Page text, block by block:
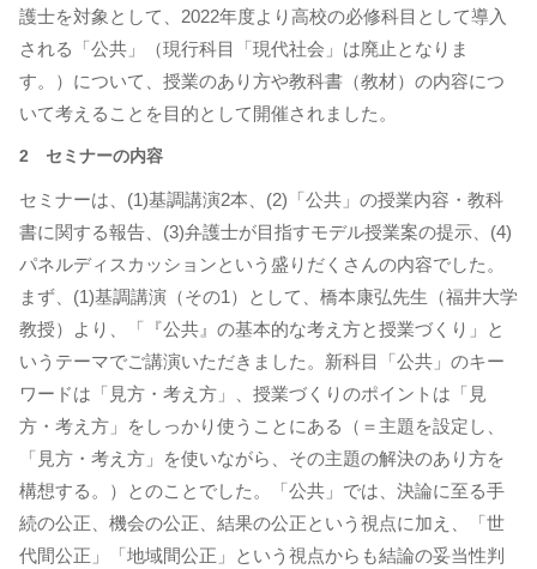
護士を対象として、2022年度より高校の必修科目として導入
される「公共」（現行科目「現代社会」は廃止となりま
す。）について、授業のあり方や教科書（教材）の内容につ
いて考えることを目的として開催されました。
2 セミナーの内容
セミナーは、(1)基調講演2本、(2)「公共」の授業内容・教科
書に関する報告、(3)弁護士が目指すモデル授業案の提示、(4)
パネルディスカッションという盛りだくさんの内容でした。
まず、(1)基調講演（その1）として、橋本康弘先生（福井大学
教授）より、「『公共』の基本的な考え方と授業づくり」と
いうテーマでご講演いただきました。新科目「公共」のキー
ワードは「見方・考え方」、授業づくりのポイントは「見
方・考え方」をしっかり使うことにある（＝主題を設定し、
「見方・考え方」を使いながら、その主題の解決のあり方を
構想する。）とのことでした。「公共」では、決論に至る手
続の公正、機会の公正、結果の公正という視点に加え、「世
代間公正」「地域間公正」という視点からも結論の妥当性判